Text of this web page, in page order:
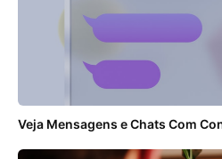
Veja Mensagens e Chats Com